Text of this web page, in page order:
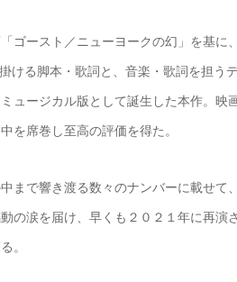
ゴースト／ニューヨークの幻」を基に
る脚本・歌詞と、音楽・歌詞を担う
ュージカル版として誕生した本作。映
を席巻し至高の評価を得た。
まで響き渡る数々のナンバーに載せて
の涙を届け、早くも２０２１年に再演
。